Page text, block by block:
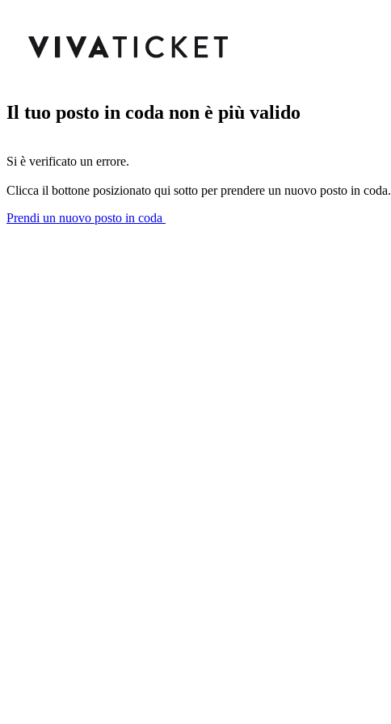
Il tuo posto in coda non è più valido
Si è verificato un errore.
Clicca il bottone posizionato qui sotto per prendere un nuovo posto in coda.
Prendi un nuovo posto in coda